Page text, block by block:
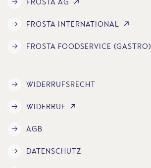
FROSTA INTERNATIONAL
FROSTA FOODSERVICE (GASTRO)
WIDERRUFSRECHT
WIDERRUF
AGB
DATENSCHUTZ